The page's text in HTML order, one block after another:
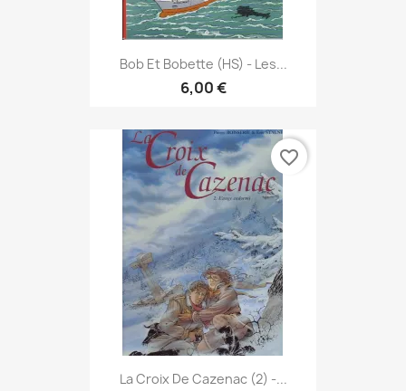
Bob Et Bobette (HS) - Les...
6,00 €
La Croix De Cazenac (2) -...
favorite_border